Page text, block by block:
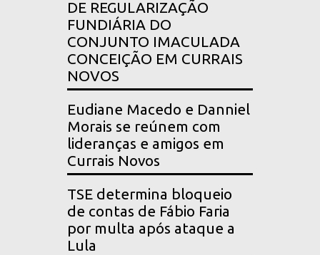
DE REGULARIZAÇÃO
FUNDIÁRIA DO
CONJUNTO IMACULADA
CONCEIÇÃO EM CURRAIS
NOVOS
Eudiane Macedo e Danniel
Morais se reúnem com
lideranças e amigos em
Currais Novos
TSE determina bloqueio
de contas de Fábio Faria
por multa após ataque a
Lula